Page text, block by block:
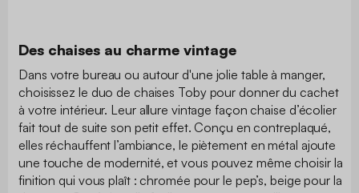
Des chaises au charme vintage
Dans votre bureau ou autour d'une jolie table à manger,
choisissez le duo de chaises Toby pour donner du cachet
à votre intérieur. Leur allure vintage façon chaise d’écolier
fait tout de suite son petit effet. Conçu en contreplaqué,
elles réchauffent l’ambiance, le piètement en métal ajoute
une touche de modernité, et vous pouvez même choisir la
finition qui vous plaît : chromée pour le pep’s, beige pour la